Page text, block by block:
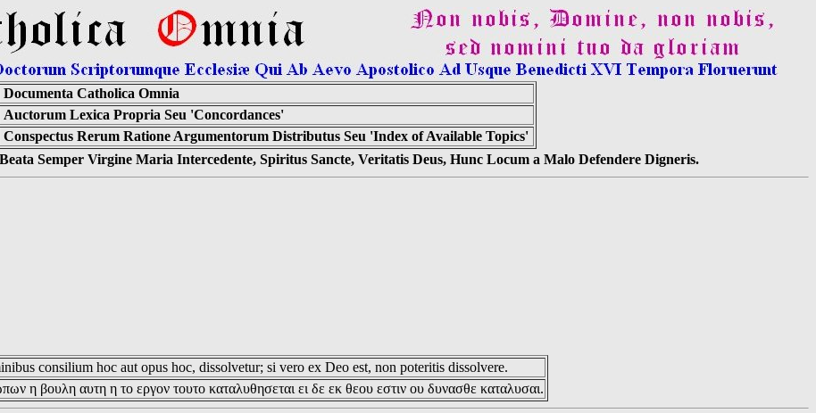
Documenta Catholica Omnia
Auctorum Lexica Propria Seu 'Concordances'
Conspectus Rerum Ratione Argumentorum Distributus Seu 'Index of Available Topics'
Semper Virgine Maria Intercedente, Spiritus Sancte, Veritatis Deus, Hunc Locum a Malo Defendere Digneris.
consilium hoc aut opus hoc, dissolvetur; si vero ex Deo est, non poteritis dissolvere.
η βουλη αυτη η το εργον τουτο καταλυθησεται ει δε εκ θεου εστιν ου δυνασθε καταλυσαι.